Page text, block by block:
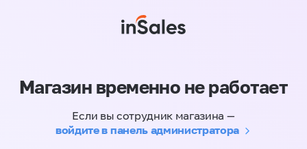
Магазин временно не работает
Если вы сотрудник магазина —
войдите в панель администратора